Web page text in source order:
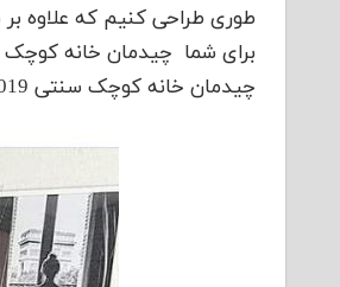
طوری طراحی کنیم که علاوه
چیدمان خانه کوچک سنتی 2019 فراهم اورده ایم که در ادامه مشاهد می فرمایید.